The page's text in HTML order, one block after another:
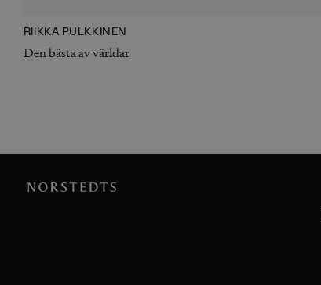
RIIKKA PULKKINEN
Den bästa av världar